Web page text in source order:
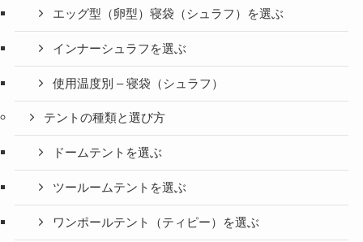
エッグ型（卵型）寝袋（シュラフ）を選ぶ
インナーシュラフを選ぶ
使用温度別 – 寝袋（シュラフ）
テントの種類と選び方
ドームテントを選ぶ
ツールームテントを選ぶ
ワンポールテント（ティピー）を選ぶ